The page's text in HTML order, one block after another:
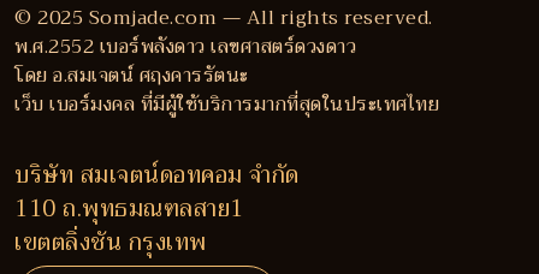
© 2025 Somjade.com — All rights reserved.
พ.ศ.2552 เบอร์พลังดาว เลขศาสตร์ดวงดาว
โดย อ.สมเจตน์ ศฤงคารรัตนะ
เว็บ เบอร์มงคล ที่มีผู้ใช้บริการมากที่สุดในประเทศไทย
บริษัท สมเจตน์ดอทคอม จำกัด
110 ถ.พุทธมณฑลสาย1
เขตตลิ่งชัน กรุงเทพ